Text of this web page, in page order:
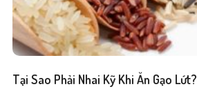
Tại Sao Phải Nhai Kỹ Khi Ăn Gạo Lứt?